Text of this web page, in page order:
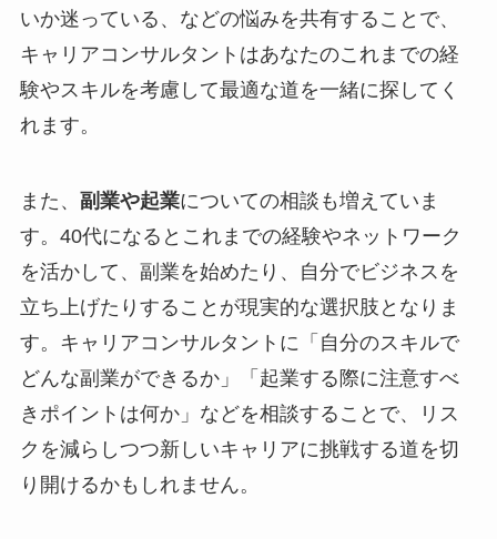
いか迷っている、などの悩みを共有することで、
キャリアコンサルタントはあなたのこれまでの経
験やスキルを考慮して最適な道を一緒に探してく
れます。
また、 副業や起業についての相談も増えていま
す。40代になるとこれまでの経験やネットワーク
を活かして、副業を始めたり、自分でビジネスを
立ち上げたりすることが現実的な選択肢となりま
す。キャリアコンサルタントに「自分のスキルで
どんな副業ができるか」「起業する際に注意すべ
きポイントは何か」などを相談することで、リス
クを減らしつつ新しいキャリアに挑戦する道を切
り開けるかもしれません。